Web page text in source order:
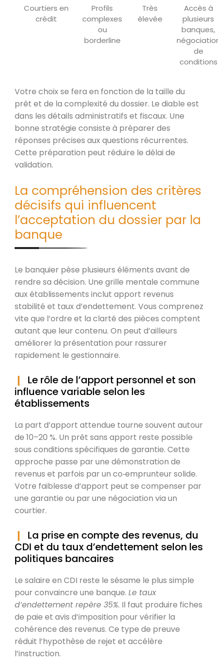
Courtiers en
crédit
Profils
complexes
ou
borderline
Très
élevée
Accès à
plusieurs
banques,
de
conditions
Votre choix se fera en fonction de la taille du
prêt et de la complexité du dossier. Le diable est
dans les détails administratifs et fiscaux. Une
bonne stratégie consiste à préparer des
réponses précises aux questions récurrentes.
Cette préparation peut réduire le délai de
validation.
La compréhension des critères
décisifs qui influencent
l’acceptation du dossier par la
banque
Le banquier pèse plusieurs éléments avant de
rendre sa décision. Une grille mentale commune
aux établissements inclut apport revenus
stabilité et taux d’endettement. Vous comprenez
vite que l’ordre et la clarté des pièces comptent
autant que leur contenu. On peut d’ailleurs
améliorer la présentation pour rassurer
rapidement le gestionnaire.
Le rôle de l’apport personnel et son
influence variable selon les
établissements
La part d’apport attendue tourne souvent autour
de 10–20 %. Un prêt sans apport reste possible
sous conditions spécifiques de garantie. Cette
approche passe par une démonstration de
revenus et parfois par un co‑emprunteur solide.
Votre faiblesse d’apport peut se compenser par
une garantie ou par une négociation via un
courtier.
La prise en compte des revenus, du
CDI et du taux d’endettement selon les
politiques bancaires
Le salaire en CDI reste le sésame le plus simple
pour convaincre une banque. Le taux
d’endettement repère 35%. Il faut produire fiches
de paie et avis d’imposition pour vérifier la
cohérence des revenus. Ce type de preuve
réduit l’hypothèse de rejet et accélère
l’instruction.